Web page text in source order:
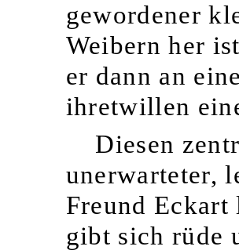
gewordener
Weibern her
er dann an
ihretwillen
Diesen
unerwarteter,
Freund Eckart
gibt sich rüde